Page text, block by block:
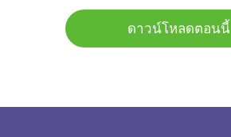
ดาวน์โหลดตอนนี้